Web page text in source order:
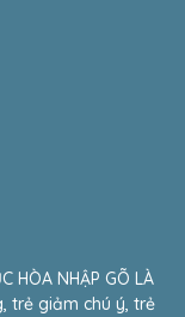
HÒA NHẬP GÕ LÀ
trẻ giảm chú ý, trẻ